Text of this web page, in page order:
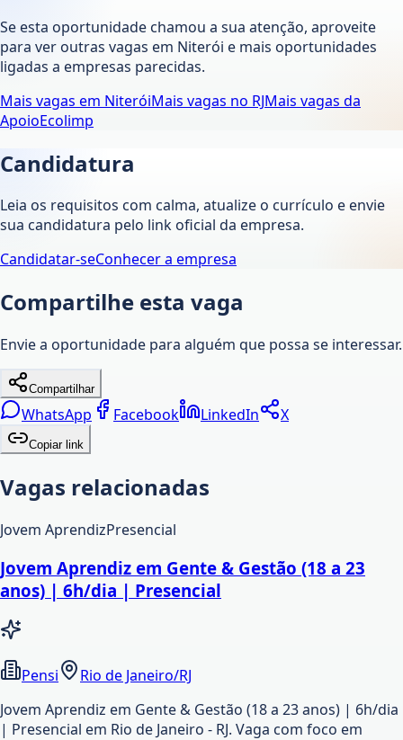
Se esta oportunidade chamou a sua atenção, aproveite
para ver outras vagas em Niterói e mais oportunidades
ligadas a empresas parecidas.
Mais vagas em NiteróiMais vagas no RJMais vagas da
ApoioEcolimp
Candidatura
Leia os requisitos com calma, atualize o currículo e envie
sua candidatura pelo link oficial da empresa.
Candidatar-seConhecer a empresa
Compartilhe esta vaga
Envie a oportunidade para alguém que possa se interessar.
Compartilhar
WhatsApp Facebook LinkedIn X
Copiar link
Vagas relacionadas
Jovem AprendizPresencial
Jovem Aprendiz em Gente & Gestão (18 a 23
anos) | 6h/dia | Presencial
Pensi
Rio de Janeiro/RJ
Jovem Aprendiz em Gente & Gestão (18 a 23 anos) | 6h/dia
| Presencial em Rio de Janeiro - RJ. Vaga com foco em